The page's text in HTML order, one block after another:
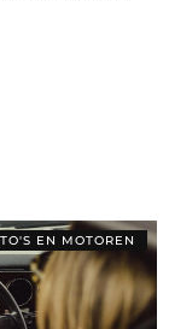
EN MOTOREN